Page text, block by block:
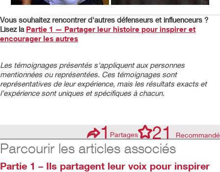
Vous souhaitez rencontrer d'autres défenseurs et influenceurs ?
Lisez la Partie 1 — Partager leur histoire pour inspirer et
encourager les autres
Les témoignages présentés s'appliquent aux personnes
mentionnées ou représentées. Ces témoignages sont
représentatives de leur expérience, mais les résultats exacts et
l’expérience sont uniques et spécifiques à chacun.
1Partages 21 Recommandé
Parcourir les articles associés
Partie 1 – Ils partagent leur voix pour inspirer